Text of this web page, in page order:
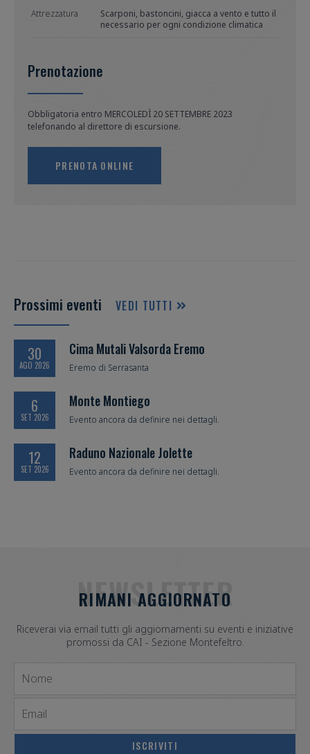
Attrezzatura
Scarponi, bastoncini, giacca a vento e tutto il
necessario per ogni condizione climatica
Prenotazione
Obbligatoria entro MERCOLEDÌ 20 SETTEMBRE 2023
telefonando al direttore di escursione.
PRENOTA ONLINE
Prossimi eventi VEDI TUTTI
Cima Mutali Valsorda Eremo
30
AGO 2026 Eremo di Serrasanta
Monte Montiego
6
SET 2026 Evento ancora da definire nei dettagli.
Raduno Nazionale Jolette
12
SET 2026 Evento ancora da definire nei dettagli.
NEWSLETTER
RIMANI AGGIORNATO
Riceverai via email tutti gli aggiornamenti su eventi e iniziative
promossi da CAI - Sezione Montefeltro.